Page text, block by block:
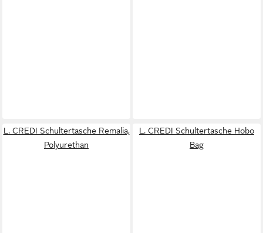
L. CREDI Schultertasche Remalia,
Polyurethan
L. CREDI Schultertasche Hobo
Bag